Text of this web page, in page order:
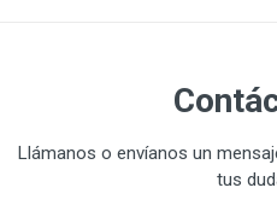
CRAFTSMAN
Llámanos o envíanos un
tus